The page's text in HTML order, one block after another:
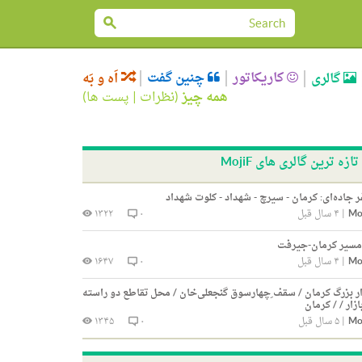
گالری کاریکاتور چنین گفت اَه و بَه
همه چیز(نظرات | پست ها)
تازه ترین گالری های MojiF
جاده‌ای: کرمان - سیرچ - شهداد - کلوت شهداد
| ۴ سال قبل ۰
۱۳۲۲
کرمان-جیرفت
| ۴ سال قبل ۰
۱۶۴۷
بزرگ کرمان / سقف ِچهارسوق گنجعلی‌خان / محل تقاطع دو راسته
/ / کرمان
|۵ سال قبل ۰ ۱۳۴۵